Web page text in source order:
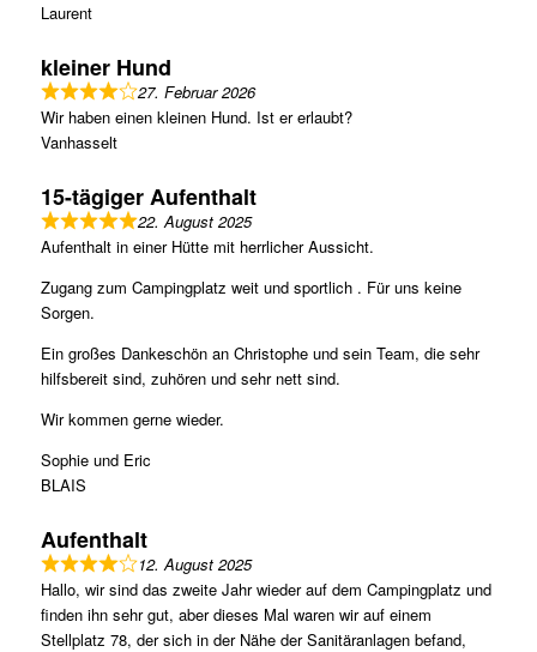
Laurent
kleiner Hund
27. Februar 2026
Wir haben einen kleinen Hund. Ist er erlaubt?
Vanhasselt
15-tägiger Aufenthalt
22. August 2025
Aufenthalt in einer Hütte mit herrlicher Aussicht.
Zugang zum Campingplatz weit und sportlich . Für uns keine
Sorgen.
Ein großes Dankeschön an Christophe und sein Team, die sehr
hilfsbereit sind, zuhören und sehr nett sind.
Wir kommen gerne wieder.
Sophie und Eric
BLAIS
Aufenthalt
12. August 2025
Hallo, wir sind das zweite Jahr wieder auf dem Campingplatz und
finden ihn sehr gut, aber dieses Mal waren wir auf einem
Stellplatz 78, der sich in der Nähe der Sanitäranlagen befand,